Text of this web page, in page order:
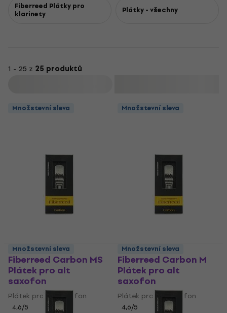
Fiberreed Plátky pro
klarinety Plátky - všechny
1 - 25 z 25 produktů
Množstevní sleva
Fiberreed Carbon MS
Plátek pro alt
saxofon
Plátek pro alt saxofon
4,6/5
Množstevní sleva
Fiberreed Carbon M
Plátek pro alt
saxofon
Plátek pro alt saxofon
4,6/5
Množstevní sleva Množstevní sleva